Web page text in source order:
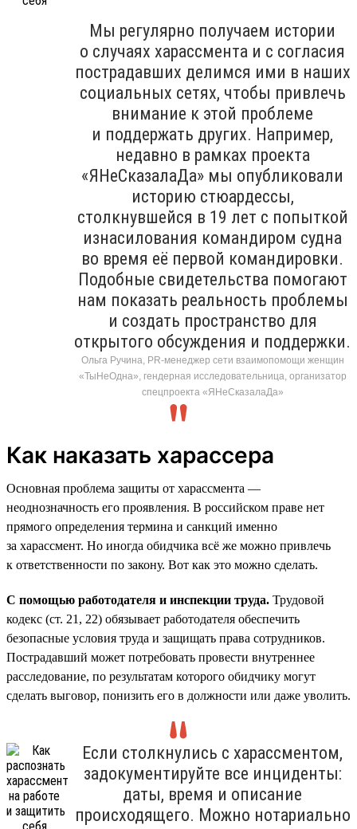
Мы регулярно получаем истории
о случаях харассмента и с согласия
пострадавших делимся ими в наших
социальных сетях, чтобы привлечь
внимание к этой проблеме
и поддержать других. Например,
недавно в рамках проекта
«ЯНеСказалаДа» мы опубликовали
историю стюардессы,
столкнувшейся в 19 лет с попыткой
изнасилования командиром судна
во время её первой командировки.
Подобные свидетельства помогают
нам показать реальность проблемы
и создать пространство для
открытого обсуждения и поддержки.
Ольга Ручина, PR-менеджер сети взаимопомощи женщин
«ТыНеОдна», гендерная исследовательница, организатор
спецпроекта «ЯНеСказалаДа»
Как наказать харассера
Основная проблема защиты от харассмента —
неоднозначность его проявления. В российском праве нет
прямого определения термина и санкций именно
за харассмент. Но иногда обидчика всё же можно привлечь
к ответственности по закону. Вот как это можно сделать.
С помощью работодателя и инспекции труда. Трудовой
кодекс (ст. 21, 22) обязывает работодателя обеспечить
безопасные условия труда и защищать права сотрудников.
Пострадавший может потребовать провести внутреннее
расследование, по результатам которого обидчику могут
сделать выговор, понизить его в должности или даже уволить.
Если столкнулись с харассментом,
задокументируйте все инциденты:
даты, время и описание
происходящего. Можно нотариально